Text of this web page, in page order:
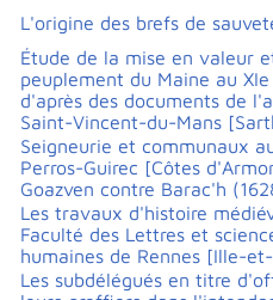
L'origine des brefs de
Étude de la mise en valeur
peuplement du Maine au XIe
d'après des documents de
Saint-Vincent-du-Mans
Seigneurie et communaux
Perros-Guirec [Côtes
Goazven contre Barac'h
Les travaux d'histoire
Faculté des Lettres et
humaines de Rennes [Ille-
Les subdélégués en titre